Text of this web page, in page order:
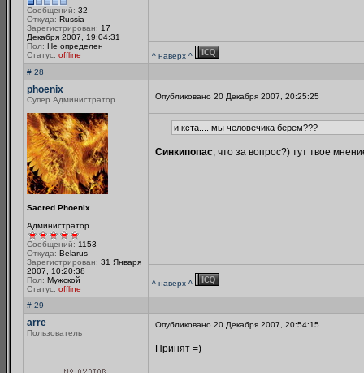
Сообщений: 32
Откуда: Russia
Зарегистрирован: 17
Декабря 2007, 19:04:31
Пол: Не определен
Статус: offline
^ наверх ^
# 28
phoenix
Супер Администратор
Sacred Phoenix
Администратор
Сообщений: 1153
Откуда: Belarus
Зарегистрирован: 31 Января
2007, 10:20:38
Пол: Мужской
Статус: offline
Опубликовано 20 Декабря 2007, 20:25:25
и кста.... мы человечика берем???
Синкипопас, что за вопрос?) тут твое
^ наверх ^
# 29
arre_
Пользователь
Опубликовано 20 Декабря 2007, 20:54:15
Принят =)